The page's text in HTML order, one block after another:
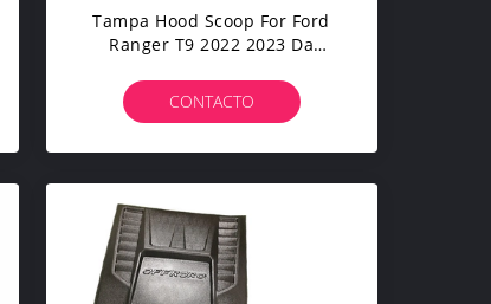
Tampa Hood Scoop For Ford
Ranger T9 2022 2023 Da
CONTACTO